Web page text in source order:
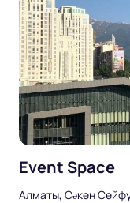
Event Space
Алматы, Сәкен